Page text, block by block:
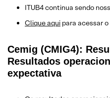
ITUB4 continua sendo
Clique aqui para acessar
Cemig (CMIG4):
Resultados
expectativa